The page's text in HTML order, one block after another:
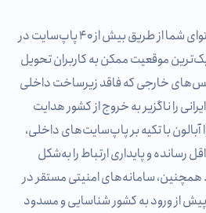
با سرویس CDN آبالون، محتوای شما از طریق بیش از ۴۰ پاپ‌سایت در
موقعیت ممکن به کاربران تحویل
خارجی که فاقد زیرساخت داخلی
را ناگزیر به خروج از کشور هدایت
با تکیه بر پاپ‌سایت‌های داخلی،
رسانده و پایداری ارتباط را به‌شکل
سامانه‌های امنیتی مستقر در
از ورود به کشور شناسایی و مسدود